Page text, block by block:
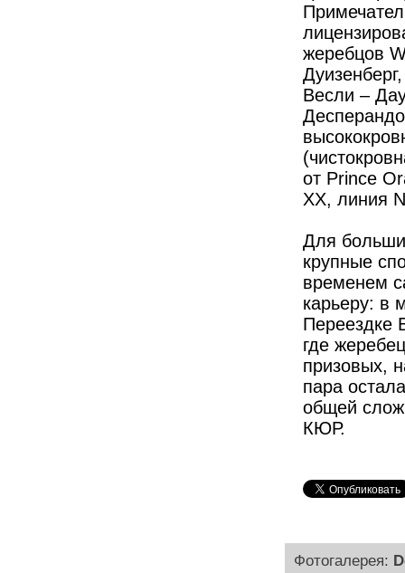
жеребцов
Весли –
от Prince
ХХ, линия
Для
крупные
временем
карьеру: в
Переездке
где
призовых,
пара
общей
КЮР.
Фотогалерея: